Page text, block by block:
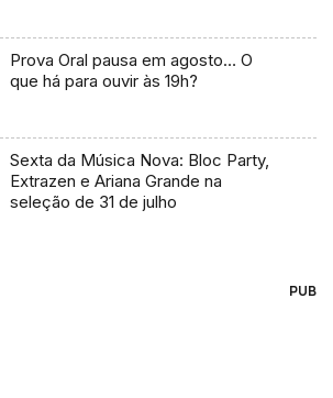
Prova Oral pausa em agosto… O
que há para ouvir às 19h?
Sexta da Música Nova: Bloc Party,
Extrazen e Ariana Grande na
seleção de 31 de julho
PUB